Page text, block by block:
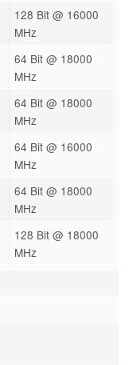
128 Bit @ 16000
MHz
64 Bit @ 18000
MHz
64 Bit @ 18000
MHz
64 Bit @ 16000
MHz
64 Bit @ 18000
MHz
128 Bit @ 18000
MHz